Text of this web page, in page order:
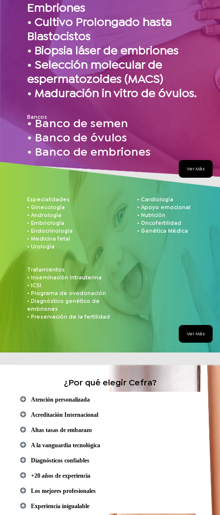
Embriones
• Cultivo Prolongado hasta
Blastocistos
• Biopsia láser de embriones
• Selección molecular de
espermatozoides (MACS)
• Maduración in vitro de óvulos.
Bancos
• Banco de semen
• Banco de óvulos
• Banco de embriones
Ver Más
Especialidades
• Ginecología
• Andrología
• Embriología
• Endocrinología
• Medicina fetal
• Urología
• Cardiología
• Apoyo emocional
• Nutrición
• Oncofertilidad
• Genética Médica
Tratamientos
• Inseminación Intrauterina
• ICSI
• Programa de ovodonación
• Diagnóstico genético de
embriones
• Preservación de la fertilidad
Ver Más
¿Por qué elegir Cefra?
Atención personalizada
Acreditación Internacional
Altas tasas de embarazo
A la vanguardia tecnológica
Diagnósticos confiables
+20 años de experiencia
Los mejores profesionales
Experiencia inigualable